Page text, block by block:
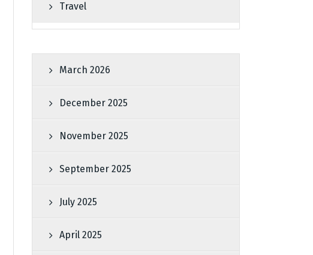
Travel
March 2026
December 2025
November 2025
September 2025
July 2025
April 2025